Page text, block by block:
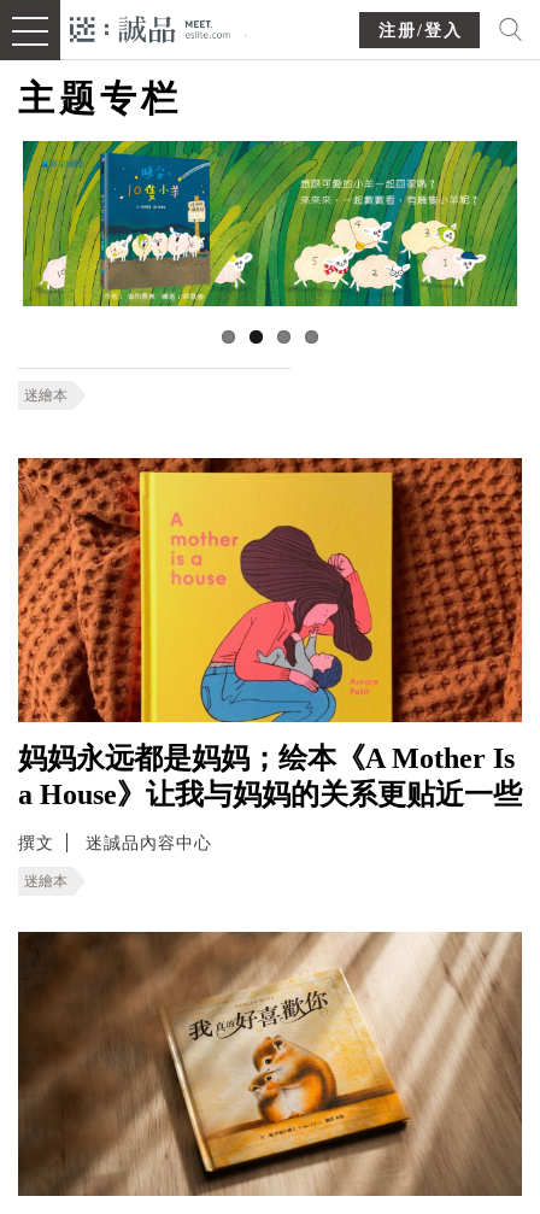
注册/登入
主题专栏
迷繪本
妈妈永远都是妈妈；绘本《A Mother Is
a House》让我与妈妈的关系更贴近一些
撰文 迷誠品內容中心
迷繪本